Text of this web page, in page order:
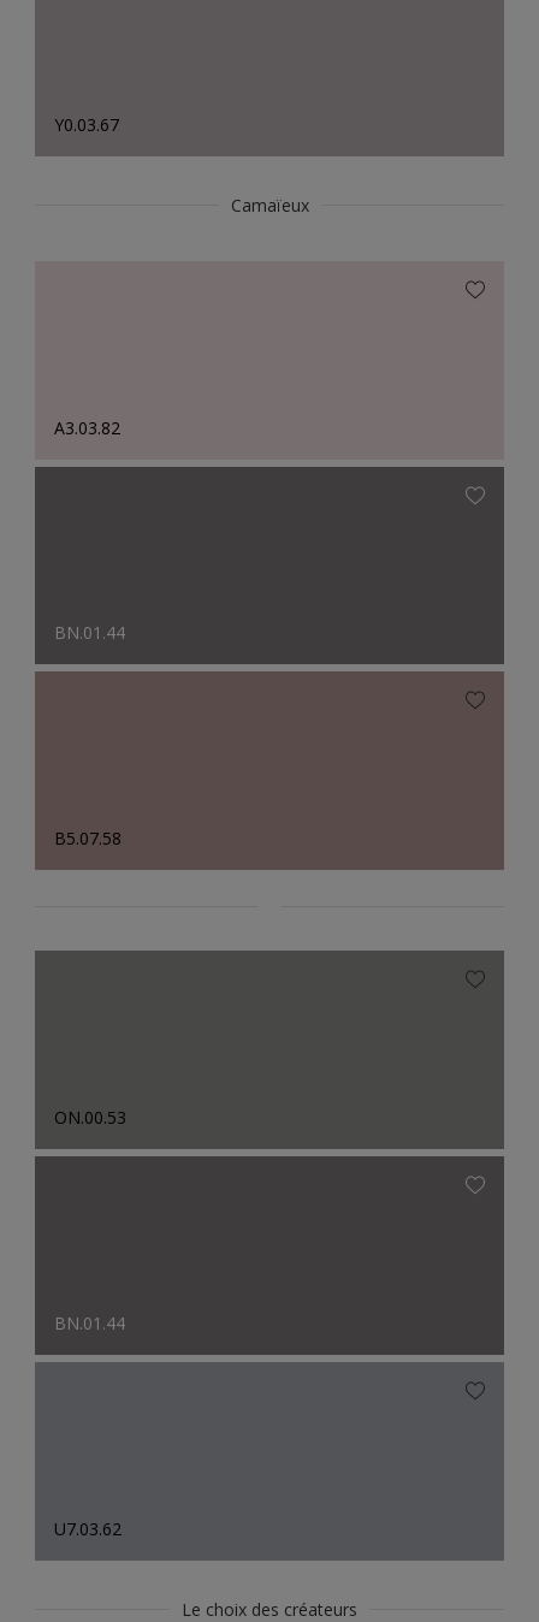
Y0.03.67
Camaïeux
A3.03.82
BN.01.44
B5.07.58
ON.00.53
BN.01.44
U7.03.62
Le choix des créateurs